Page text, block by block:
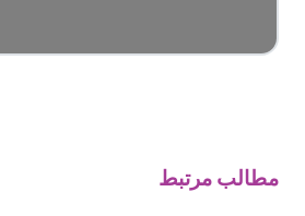
مطالب مرتبط